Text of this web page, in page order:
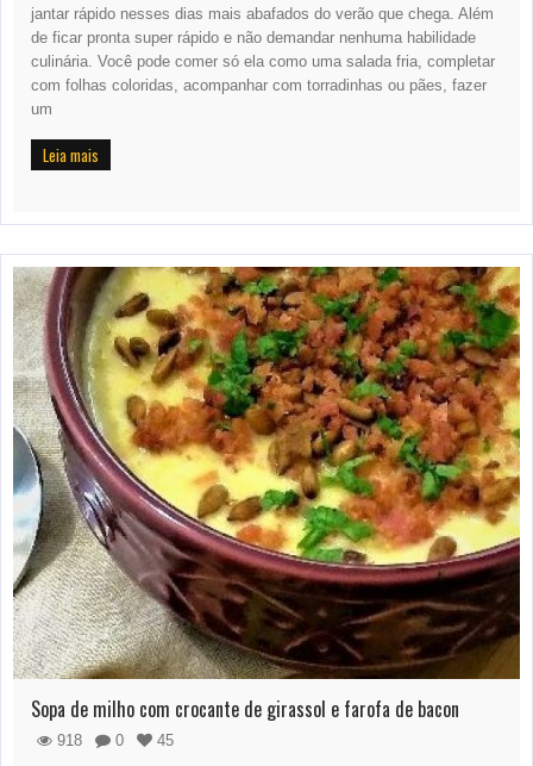
jantar rápido nesses dias mais abafados do verão que chega. Além
de ficar pronta super rápido e não demandar nenhuma habilidade
culinária. Você pode comer só ela como uma salada fria, completar
com folhas coloridas, acompanhar com torradinhas ou pães, fazer
um
Leia mais
Sopa de milho com crocante de girassol e farofa de bacon
918 0
45